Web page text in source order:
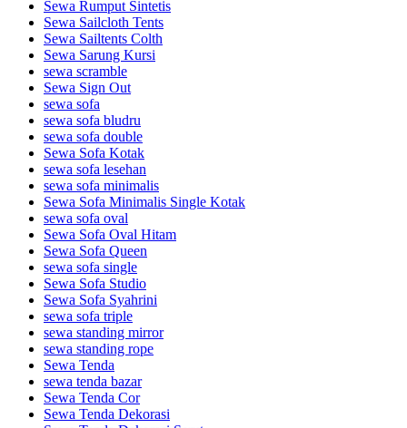
Sewa Rumput Sintetis
Sewa Sailcloth Tents
Sewa Sailtents Colth
Sewa Sarung Kursi
sewa scramble
Sewa Sign Out
sewa sofa
sewa sofa bludru
sewa sofa double
Sewa Sofa Kotak
sewa sofa lesehan
sewa sofa minimalis
Sewa Sofa Minimalis Single Kotak
sewa sofa oval
Sewa Sofa Oval Hitam
Sewa Sofa Queen
sewa sofa single
Sewa Sofa Studio
Sewa Sofa Syahrini
sewa sofa triple
sewa standing mirror
sewa standing rope
Sewa Tenda
sewa tenda bazar
Sewa Tenda Cor
Sewa Tenda Dekorasi